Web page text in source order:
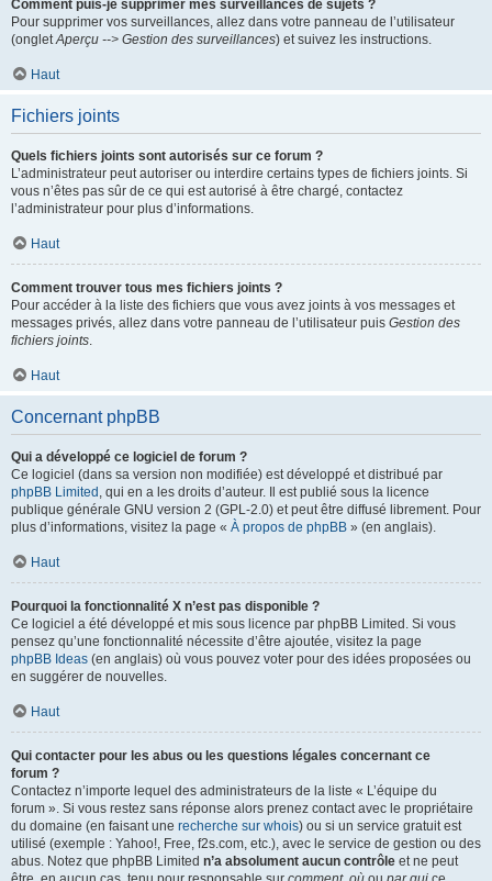
Comment puis-je supprimer mes surveillances de sujets ?
Pour supprimer vos surveillances, allez dans votre panneau de l’utilisateur
(ongletAperçu --> Gestion des surveillances) et suivez les instructions.
Haut
Fichiers joints
Quels fichiers joints sont autorisés sur ce forum ?
L’administrateur peut autoriser ou interdire certains types de fichiers joints. Si
vous n’êtes pas sûr de ce qui est autorisé à être chargé, contactez
l’administrateur pour plus d’informations.
Haut
Comment trouver tous mes fichiers joints ?
Pour accéder à la liste des fichiers que vous avez joints à vos messages et
messages privés, allez dans votre panneau de l’utilisateur puis Gestion des
fichiers joints.
Haut
Concernant phpBB
Qui a développé ce logiciel de forum ?
Ce logiciel (dans sa version non modifiée) est développé et distribué par
phpBB Limited , qui en a les droits d’auteur. Il est publié sous la licence
publique générale GNU version 2 (GPL-2.0) et peut être diffusé librement. Pour
plus d’informations, visitez la page « À propos de phpBB » (en anglais).
Haut
Pourquoi la fonctionnalité X n’est pas disponible ?
Ce logiciel a été développé et mis sous licence par phpBB Limited. Si vous
pensez qu’une fonctionnalité nécessite d’être ajoutée, visitez la page
phpBB Ideas (en anglais) où vous pouvez voter pour des idées proposées ou
en suggérer de nouvelles.
Haut
Qui contacter pour les abus ou les questions légales concernant ce
forum ?
Contactez n’importe lequel des administrateurs de la liste « L’équipe du
forum ». Si vous restez sans réponse alors prenez contact avec le propriétaire
du domaine (en faisant une recherche sur whois) ou si un service gratuit est
utilisé (exemple : Yahoo!, Free, f2s.com, etc.), avec le service de gestion ou des
abus. Notez que phpBB Limited n’a absolument aucun contrôle et ne peut